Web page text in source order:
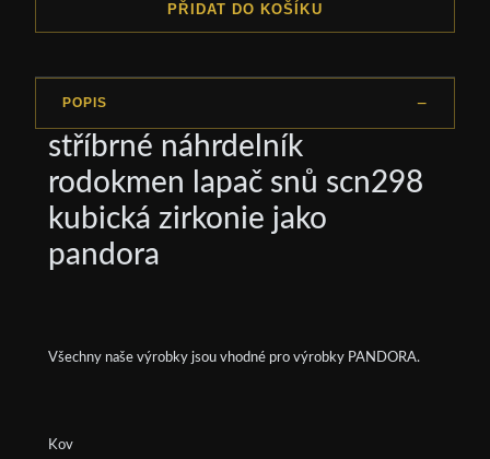
PŘIDAT DO KOŠÍKU
POPIS
stříbrné náhrdelník
rodokmen lapač snů scn298
kubická zirkonie jako
pandora
Všechny naše výrobky jsou vhodné pro výrobky PANDORA.
Kov